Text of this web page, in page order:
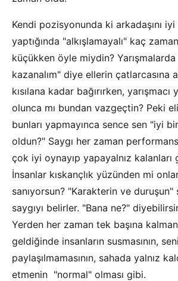
Kendi pozisyonunda ki arkadaşını
yaptığında "alkışlamayalı" kaç
küçükken öyle miydin?
kazanalım" diye ellerin çatlarcasına
kısılana kadar bağırırken,
olunca mı bundan vazgeçtin? Peki
bunları yapmayınca sence sen "iyi
oldun?" Saygı her zaman
çok iyi oynayıp yapayalnız kalanları
İnsanlar kıskançlık yüzünden mi
sanıyorsun? "Karakterin ve duruşun"
saygıyı belirler. "Bana ne?"
Yerden her zaman tek başına
geldiğinde insanların susmasının,
paylaşılmamasının, sahada yalnız
etmenin "normal" olması gibi.